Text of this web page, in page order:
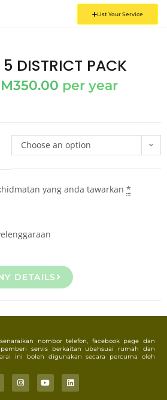
List Your Service
5 DISTRICT PACK
350.00 per year
Choose an option
yang anda tawarkan *
DETAILS
senaraikan nombor telefon, facebook page dan
servis berkaitan ubahsuai rumah dan
ini boleh digunakan secara percuma oleh